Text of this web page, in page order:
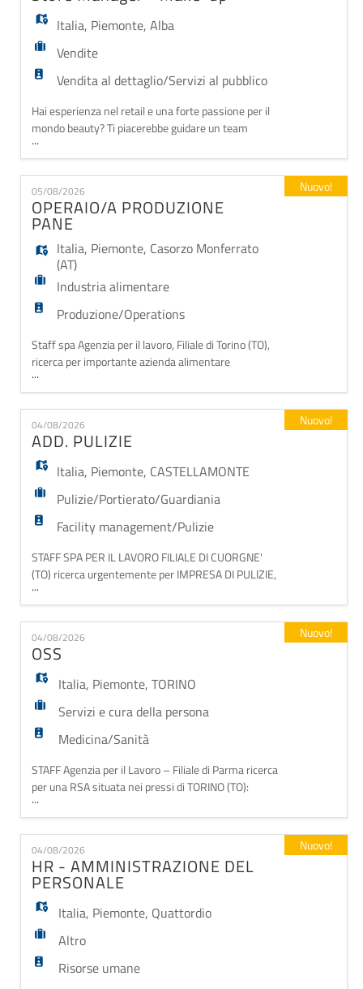
nel C.C San Martino per
Italia, Piemonte,Alba
Vendite
Vendita al dettaglio/Servizi al pubblico
Hai esperienza nel retail e una forte passione per il
mondo beauty? Ti piacerebbe guidare un team
all'interno di un brand internazionale in crescita?
Questa opportunità potrebbe fare per te. Permanent
Staffing, divisione specializzata di Staff S.p.A., ricerca
uno/a Store Manager per un'importante realtà
internazionale attiva nel settore cosmetica
...
05/08/2026
OPERAIO/A PRODUZIONE
PANE
Italia, Piemonte, Casorzo Monferrato
(AT)
Industria alimentare
Produzione/Operations
Staff spa Agenzia per il lavoro, Filiale di Torino (TO),
ricerca per importante azienda alimentare
OPERAIO/A PRODUZIONE PANE a Casorzo
Monferrato (AT). Il profilo ideale è una risorsa
motivata, volenterosa e seria con passione per le arti
bianche, preferibilmente con studi o formazione nel
settore, desiderosa di mettere in pratica le proprie co
...
Nuovo!
04/08/2026
ADD. PULIZIE
Italia, Piemonte, CASTELLAMONTE
Pulizie/Portierato/Guardiania
Facility management/Pulizie
STAFF SPA PER IL LAVORO FILIALE DI CUORGNE'
(TO) ricerca urgentemente per IMPRESA DI PULIZIE,
sita vicinanze CASTELLAMONTE. La ditta si occupa
delle pulizie uffici, abitazioni private, condomini. N. 1
ADD. PULIZIE. La risorsa cercata deve aver avuto
esperienze pregresse e moplta esperienza anche con
macchinari per pulizia come idropulitrice ecc. Si
...
Nuovo!
04/08/2026
OSS
Italia, Piemonte,TORINO
Servizi e cura della persona
Medicina/Sanità
STAFF Agenzia per il Lavoro – Filiale di Parma ricerca
per una RSA situata nei pressi di TORINO (TO):
OPERATORE SOCIO SANITARIO (OSS) Si richiede: -
Qualifica di Operatore Socio Sanitario (OSS) -
Automunito/a - Residenza/domicilio in zona o
disponibilità a spostamenti (non è previsto alloggio)
La risorsa verrà inserita all'interno della strutt
...
Nuovo!
04/08/2026
HR - AMMINISTRAZIONE DEL
PERSONALE
Italia, Piemonte, Quattordio
Altro
Risorse umane
Nuovo!